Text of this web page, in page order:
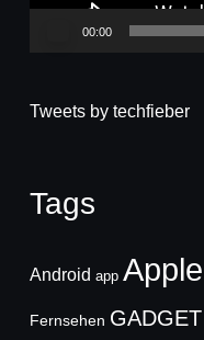
00:00
Tweets by techfieber
Tags
Android app Apple
Fernsehen GADGET